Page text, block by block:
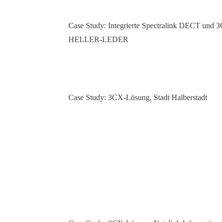
Case Study: Integrierte Spectralink DECT und
HELLER-LEDER
Case Study: 3CX-Lösung, Stadt Halberstadt